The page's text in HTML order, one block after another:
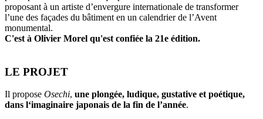
proposant à un artiste d’envergure internationale de transformer
l’une des façades du bâtiment en un calendrier de l’Avent
monumental.
C'est à Olivier Morel qu'est confiée la 21e édition.
LE PROJET
Il propose Osechi, une plongée, ludique, gustative et poétique,
dans l‘imaginaire japonais de la fin de l’année.